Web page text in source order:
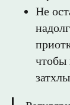
Не
чтобы